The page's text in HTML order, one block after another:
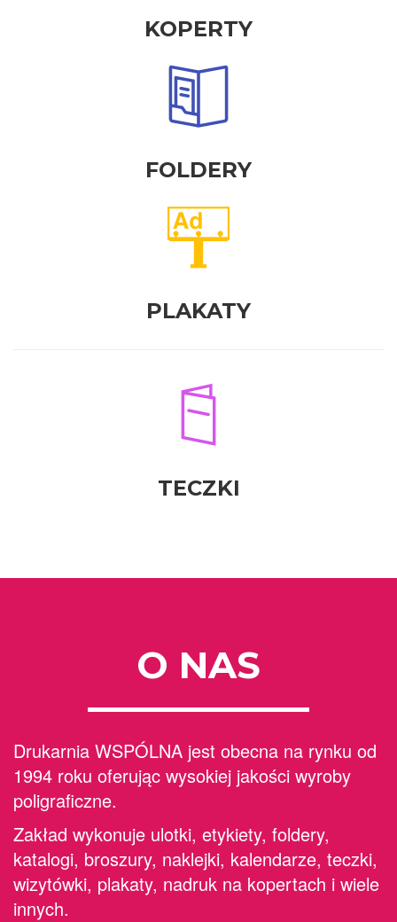
KOPERTY
FOLDERY
PLAKATY
TECZKI
O NAS
Drukarnia WSPÓLNA jest obecna na rynku od
1994 roku oferując wysokiej jakości wyroby
poligraficzne.
Zakład wykonuje ulotki, etykiety, foldery,
katalogi, broszury, naklejki, kalendarze, teczki,
wizytówki, plakaty, nadruk na kopertach i wiele
innych.